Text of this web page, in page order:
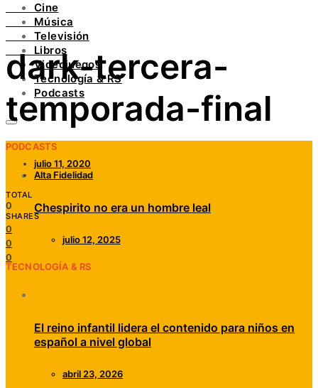
INSTAGRAM
PINTEREST
YOUTUBE
LINKEDIN
Cine
Música
Televisión
Libros
Videojuegos
Tecnología & RS
Podcasts
PODCASTS
Chespirito no era un hombre leal
julio 12, 2025
TECNOLOGÍA & RS
El reino infantil lidera el contenido para niños en
español a nivel global
abril 23, 2026
dark-tercera-
temporada-final
julio 11, 2020
Alta Fidelidad
TOTAL
0
SHARES
0
0
0